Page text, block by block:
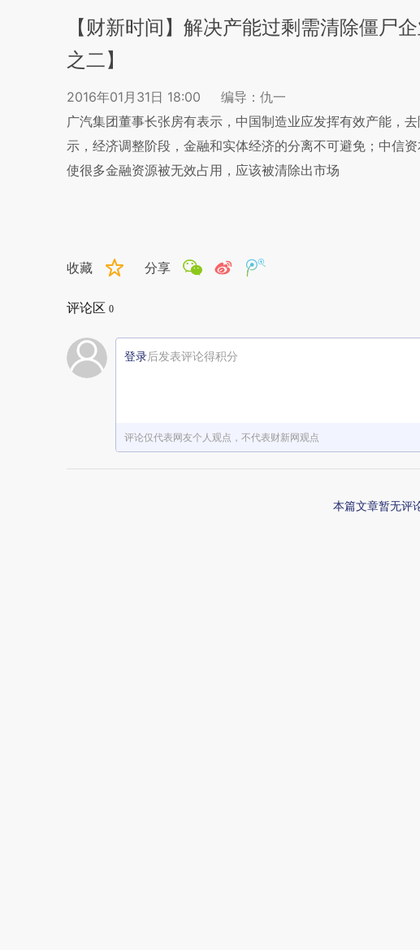
【财新时间】解决产能过剩需清除僵尸
之二】
2016年01月31日 18:00
编导：仇一
广汽集团董事长张房有表示，中国制造业应发挥有效产能，
示，经济调整阶段，金融和实体经济的分离不可避免；中信
使很多金融资源被无效占用，应该被清除出市场
收藏 分享
评论区 0
登录后发表评论得积分
评论仅代表网友个人观点，不代表财新网观点
本篇文章暂无评